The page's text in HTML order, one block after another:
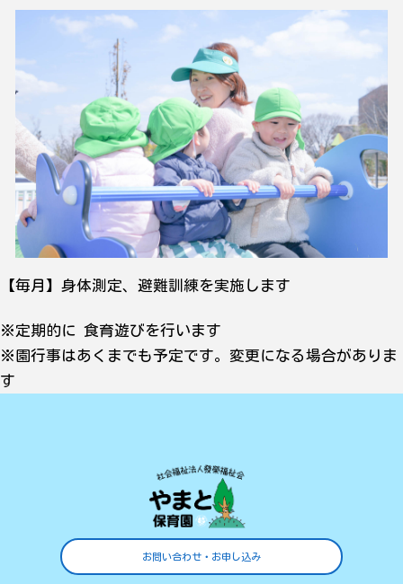
【毎月】身体測定、避難訓練を実施します
※定期的に 食育遊びを行います
※園行事はあくまでも予定です。変更になる場合がありま
す
お問い合わせ・お申し込み